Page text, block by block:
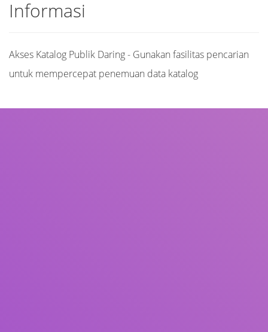
Informasi
Akses Katalog Publik Daring - Gunakan fasilitas pencarian
untuk mempercepat penemuan data katalog